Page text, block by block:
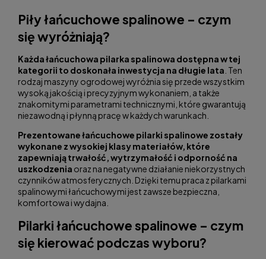
Piły łańcuchowe spalinowe – czym
się wyróżniają?
Każda łańcuchowa pilarka spalinowa dostępna w tej
kategorii to doskonała inwestycja na długie lata . Ten
rodzaj maszyny ogrodowej wyróżnia się przede wszystkim
wysoką jakością i precyzyjnym wykonaniem, a także
znakomitymi parametrami technicznymi, które gwarantują
niezawodną i płynną pracę w każdych warunkach.
Prezentowane łańcuchowe pilarki spalinowe zostały
wykonane z wysokiej klasy materiałów, które
zapewniają trwałość, wytrzymałość i odporność na
uszkodzenia oraz na negatywne działanie niekorzystnych
czynników atmosferycznych. Dzięki temu praca z pilarkami
spalinowymi łańcuchowymi jest zawsze bezpieczna,
komfortowa i wydajna.
Pilarki łańcuchowe spalinowe – czym
się kierować podczas wyboru?